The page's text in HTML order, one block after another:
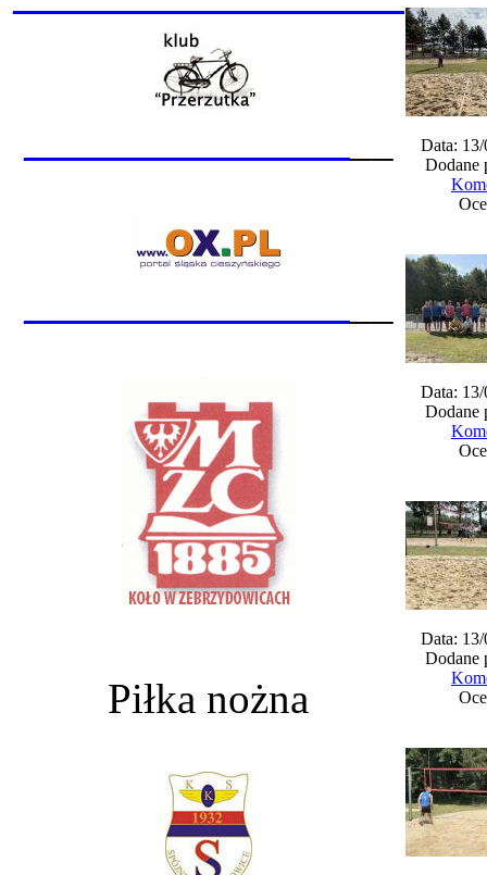
Piłka nożna
Data:
Dodane
Data:
Dodane
Data:
Dodane